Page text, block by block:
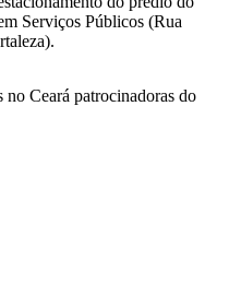
Serviços Públicos (Rua
no Ceará patrocinadoras do